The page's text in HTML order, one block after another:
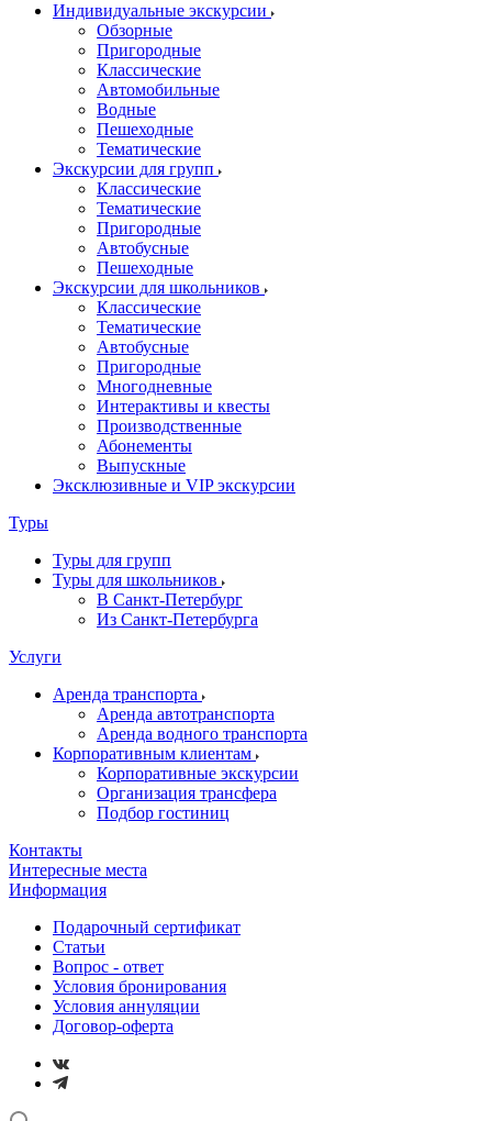
Индивидуальные экскурсии
Обзорные
Пригородные
Классические
Автомобильные
Водные
Пешеходные
Тематические
Экскурсии для групп
Классические
Тематические
Пригородные
Автобусные
Пешеходные
Экскурсии для школьников
Классические
Тематические
Автобусные
Пригородные
Многодневные
Интерактивы и квесты
Производственные
Абонементы
Выпускные
Эксклюзивные и VIP экскурсии
Туры
Туры для групп
Туры для школьников
В Санкт-Петербург
Из Санкт-Петербурга
Услуги
Аренда транспорта
Аренда автотранспорта
Аренда водного транспорта
Корпоративным клиентам
Корпоративные экскурсии
Организация трансфера
Подбор гостиниц
Контакты
Интересные места
Информация
Подарочный сертификат
Статьи
Вопрос - ответ
Условия бронирования
Условия аннуляции
Договор-оферта